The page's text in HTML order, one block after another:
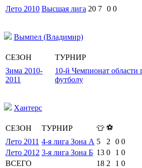
Лето 2010 Высшая лига 20 7 0 0
Вымпел (Владимир)
СЕЗОН ТУРНИР
Зима 2010-
2011
10-й Чемпионат области
футболу
Хантерс
СЕЗОН ТУРНИР 👕 ⚽
Лето 2011 4-я лига Зона А 5 2 0 0
Лето 2012 3-я лига Зона Б 13 0 1 0
ВСЕГО
18 2 1 0